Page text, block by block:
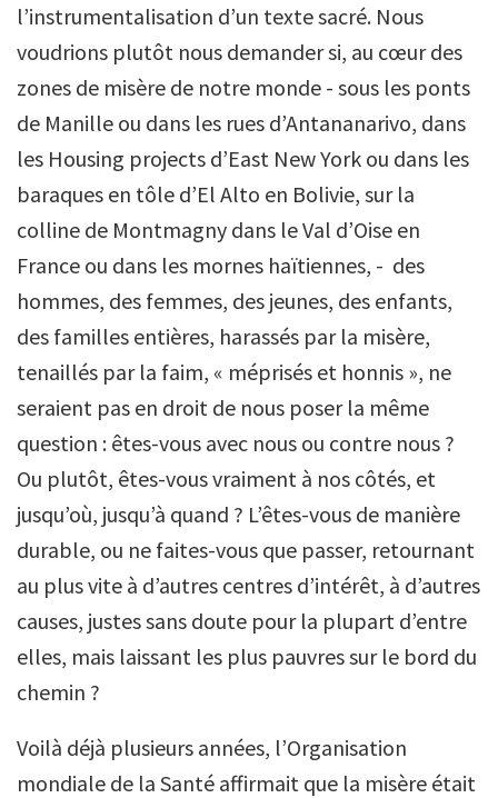
l’instrumentalisation d’un texte sacré. Nous
voudrions plutôt nous demander si, au cœur des
zones de misère de notre monde - sous les ponts
de Manille ou dans les rues d’Antananarivo, dans
les Housing projects d’East New York ou dans les
baraques en tôle d’El Alto en Bolivie, sur la
colline de Montmagny dans le Val d’Oise en
France ou dans les mornes haïtiennes, - des
hommes, des femmes, des jeunes, des enfants,
des familles entières, harassés par la misère,
tenaillés par la faim, « méprisés et honnis », ne
seraient pas en droit de nous poser la même
question : êtes-vous avec nous ou contre nous ?
Ou plutôt, êtes-vous vraiment à nos côtés, et
jusqu’où, jusqu’à quand ? L’êtes-vous de manière
durable, ou ne faites-vous que passer, retournant
au plus vite à d’autres centres d’intérêt, à d’autres
causes, justes sans doute pour la plupart d’entre
elles, mais laissant les plus pauvres sur le bord du
chemin ?
Voilà déjà plusieurs années, l’Organisation
mondiale de la Santé affirmait que la misère était